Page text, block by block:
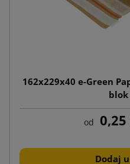
162x229x40 e-Green
od 0,25
Dodaj